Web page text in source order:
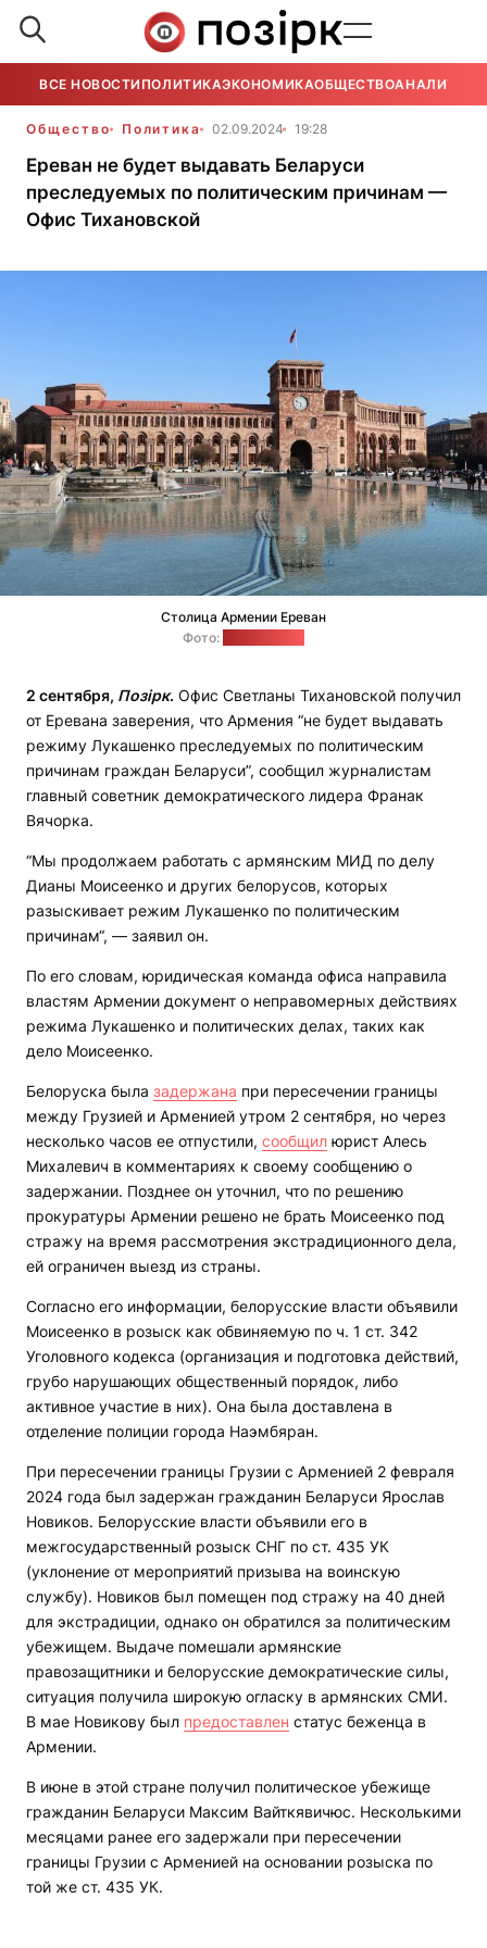
ВСЕ НОВОСТИ ПОЛИТИКАЭКОНОМИКАОБЩЕСТВОАНАЛИТИКА
Общество Политика 02.09.2024 19:28
Ереван не будет выдавать Беларуси
преследуемых по политическим причинам —
Офис Тихановской
Столица Армении Ереван
Фото:
2 сентября, Позірк. Офис Светланы Тихановской получил
от Еревана заверения, что Армения “не будет выдавать
режиму Лукашенко преследуемых по политическим
причинам граждан Беларуси”, сообщил журналистам
главный советник демократического лидера Франак
Вячорка.
“Мы продолжаем работать с армянским МИД по делу
Дианы Моисеенко и других белорусов, которых
разыскивает режим Лукашенко по политическим
причинам“, — заявил он.
По его словам, юридическая команда офиса направила
властям Армении документ о неправомерных действиях
режима Лукашенко и политических делах, таких как
дело Моисеенко.
Белоруска была задержана при пересечении границы
между Грузией и Арменией утром 2 сентября, но через
несколько часов ее отпустили, сообщил юрист Алесь
Михалевич в комментариях к своему сообщению о
задержании. Позднее он уточнил, что по решению
прокуратуры Армении решено не брать Моисеенко под
стражу на время рассмотрения экстрадиционного дела,
ей ограничен выезд из страны.
Согласно его информации, белорусские власти объявили
Моисеенко в розыск как обвиняемую по ч. 1 ст. 342
Уголовного кодекса (организация и подготовка действий,
грубо нарушающих общественный порядок, либо
активное участие в них). Она была доставлена в
отделение полиции города Наэмбяран.
При пересечении границы Грузии с Арменией 2 февраля
2024 года был задержан гражданин Беларуси Ярослав
Новиков. Белорусские власти объявили его в
межгосударственный розыск СНГ по ст. 435 УК
(уклонение от мероприятий призыва на воинскую
службу). Новиков был помещен под стражу на 40 дней
для экстрадиции, однако он обратился за политическим
убежищем. Выдаче помешали армянские
правозащитники и белорусские демократические силы,
ситуация получила широкую огласку в армянских СМИ.
В мае Новикову был предоставлен статус беженца в
Армении.
В июне в этой стране получил политическое убежище
гражданин Беларуси Максим Вайткявичюс. Несколькими
месяцами ранее его задержали при пересечении
границы Грузии с Арменией на основании розыска по
той же ст. 435 УК.